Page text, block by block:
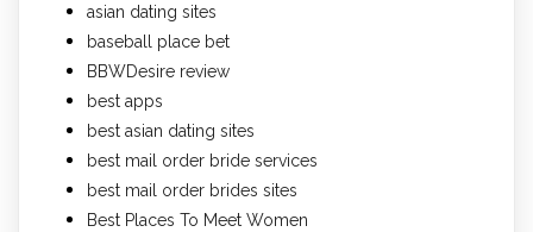
asian dating sites
baseball place bet
BBWDesire review
best apps
best asian dating sites
best mail order bride services
best mail order brides sites
Best Places To Meet Women